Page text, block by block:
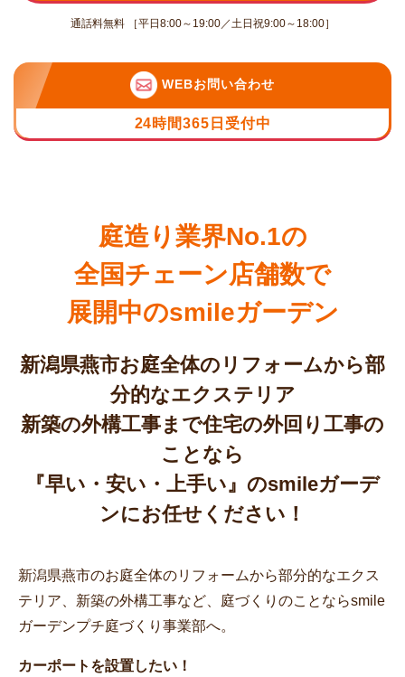
通話料無料 ［平日8:00～19:00／土日祝9:00～18:00］
WEBお問い合わせ
24時間365日受付中
庭造り業界No.1の
全国チェーン店舗数で
展開中のsmileガーデン
新潟県燕市お庭全体のリフォームから部
分的なエクステリア
新築の外構工事まで住宅の外回り工事の
ことなら
『早い・安い・上手い』のsmileガーデ
ンにお任せください！
新潟県燕市のお庭全体のリフォームから部分的なエクス
テリア、新築の外構工事など、庭づくりのことならsmile
ガーデンプチ庭づくり事業部へ。
カーポートを設置したい！